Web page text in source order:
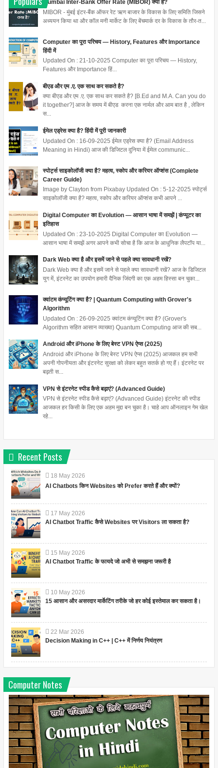
Mumbai Inter-Bank Offer Rate (MIBOR) क्या है?
MIBOR - मुंबई इंटर-बैंक ऑफर रेट ऋण बाजार के विकास के लिए समिति जिसने
अध्ययन किया था और कॉल मनी मार्केट के लिए बेंचमार्क दर के विकास के तौर-त...
Computer का पूरा परिचय — History, Features और Importance
हिंदी में
Updated On : 21-10-2025 Computer का पूरा परिचय — History,
Features और Importance हिं...
बीएड और एम .ए. एक साथ कर सकते है?
क्या बीएड और एम .ए. एक साथ कर सकते है? [B.Ed and M.A. Can you do
it together?] आज के समय में बीएड करना एक नार्मल और आम बात है , लेकिन
स...
ईमेल एड्रेस क्या है? हिंदी में पूरी जानकारी
Updated On : 16-09-2025 ईमेल एड्रेस क्या है? (Email Address
Meaning in Hindi) आज की डिजिटल दुनिया में ईमेल communic...
स्पोर्ट्स साइकोलॉजी क्या है? महत्व, स्कोप और करियर ऑप्शंस (Complete
Career Guide)
Image by Clayton from Pixabay Updated On : 5-12-2025 स्पोर्ट्स
साइकोलॉजी क्या है? महत्व, स्कोप और करियर ऑप्शंस कभी आपने ...
Digital Computer का Evolution — आसान भाषा में समझें | कंप्यूटर का
इतिहास
Updated On : 23-10-2025 Digital Computer का Evolution —
आसान भाषा में समझें अगर आपने कभी सोचा है कि आज के आधुनिक लैपटॉप या...
Dark Web क्या है और इसमें जाने से पहले क्या सावधानी रखें?
Dark Web क्या है और इसमें जाने से पहले क्या सावधानी रखें? आज के डिजिटल
युग में, इंटरनेट का उपयोग हमारी दैनिक जिंदगी का एक अहम हिस्सा बन चुका...
क्वांटम कंप्यूटिंग क्या है? | Quantum Computing with Grover's
Algorithm
Updated On : 26-09-2025 क्वांटम कंप्यूटिंग क्या है? (Grover's
Algorithm सहित आसान व्याख्या) Quantum Computing आज की सब...
Android और iPhone के लिए बेस्ट VPN ऐप्स (2025)
Android और iPhone के लिए बेस्ट VPN ऐप्स (2025) आजकल हम सभी
अपनी गोपनीयता और इंटरनेट सुरक्षा को लेकर बहुत सतर्क हो गए हैं। इंटरनेट पर
बढ़ती स...
VPN से इंटरनेट स्पीड कैसे बढ़ाएं? (Advanced Guide)
VPN से इंटरनेट स्पीड कैसे बढ़ाएं? (Advanced Guide) इंटरनेट की स्पीड
आजकल हर किसी के लिए एक अहम मुद्दा बन चुका है। चाहे आप ऑनलाइन गेम खेल
रहे...
Recent Posts
18 May 2026
AI Chatbots किन Websites को Prefer करते हैं और क्यों?
17 May 2026
AI Chatbot Traffic कैसे Websites पर Visitors ला सकता है?
15 May 2026
AI Chatbot Traffic के फायदे जो अभी से समझना जरूरी है
10 May 2026
15 आसान और असरदार मार्केटिंग तरीके जो हर कोई इस्तेमाल कर सकता है।
22 Mar 2026
Decision Making in C++ | C++ में निर्णय नियंत्रण
Computer Notes